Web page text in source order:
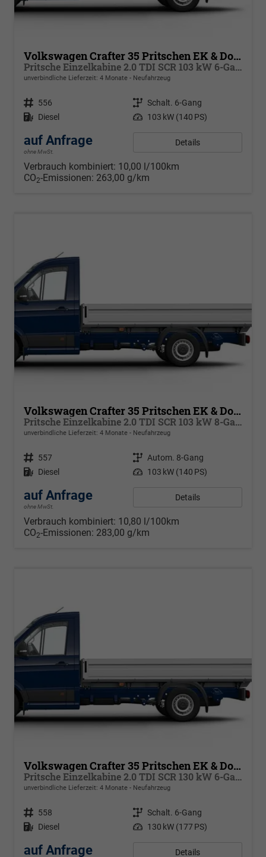
Volkswagen Crafter 35 Pritschen EK & Doka
Pritsche Einzelkabine 2.0 TDI SCR 103 kW 6-Gang, Klima
unverbindliche Lieferzeit: 4 Monate Neufahrzeug
Fahrzeugnr. 556 Getriebe Schalt. 6-Gang
Kraftstoff Diesel Leistung 103 kW (140 PS)
auf Anfrage
ohne MwSt.
Details
Verbrauch kombiniert: 10,00 l/100km
CO2-Emissionen: 263,00 g/km
Volkswagen Crafter 35 Pritschen EK & Doka
Pritsche Einzelkabine 2.0 TDI SCR 103 kW 8-Gang Automatik, Klima
unverbindliche Lieferzeit: 4 Monate Neufahrzeug
Fahrzeugnr. 557 Getriebe Autom. 8-Gang
Kraftstoff Diesel Leistung 103 kW (140 PS)
auf Anfrage
ohne MwSt.
Details
Verbrauch kombiniert: 10,80 l/100km
CO2-Emissionen: 283,00 g/km
Volkswagen Crafter 35 Pritschen EK & Doka
Pritsche Einzelkabine 2.0 TDI SCR 130 kW 6-Gang, Klima
unverbindliche Lieferzeit: 4 Monate Neufahrzeug
Fahrzeugnr. 558 Getriebe Schalt. 6-Gang
Kraftstoff Diesel Leistung 130 kW (177 PS)
auf Anfrage Details